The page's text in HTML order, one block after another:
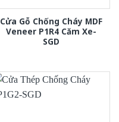
Cửa Gỗ Chống Cháy MDF
Veneer P1R4 Căm Xe-
SGD